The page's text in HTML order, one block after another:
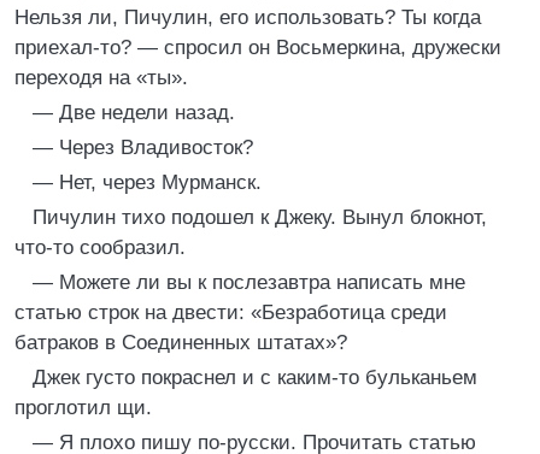
Нельзя ли, Пичулин, его использовать? Ты когда
приехал-то? — спросил он Восьмеркина, дружески
переходя на «ты».
— Две недели назад.
— Через Владивосток?
— Нет, через Мурманск.
Пичулин тихо подошел к Джеку. Вынул блокнот,
что-то сообразил.
— Можете ли вы к послезавтра написать мне
статью строк на двести: «Безработица среди
батраков в Соединенных штатах»?
Джек густо покраснел и с каким-то бульканьем
проглотил щи.
— Я плохо пишу по-русски. Прочитать статью